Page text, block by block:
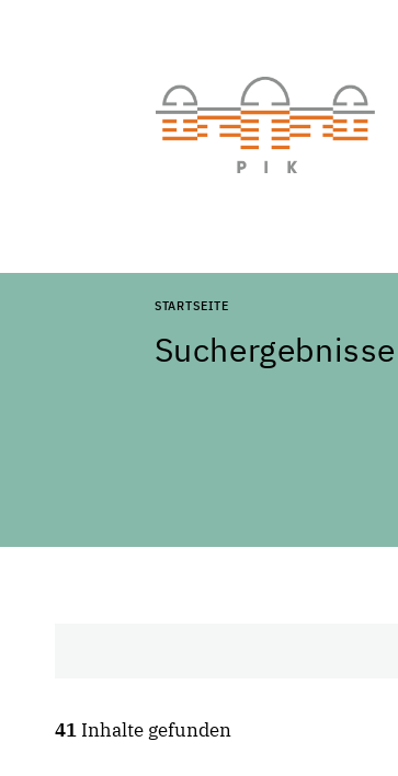
STARTSEITE
Suchergebnisse
41 Inhalte gefunden